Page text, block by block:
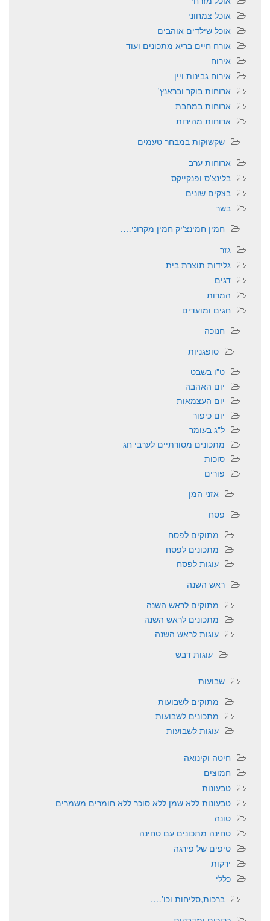
אוכל צמחוני
אוכל שילדים אוהבים
אורח חיים בריא מתכונים ועוד
אירוח
אירוח גבינות ויין
ארוחות בוקר ובראנץ'
ארוחות במחבת
ארוחות מהירות
שקשוקות במבחר טעמים
ארוחות ערב
בלינצ'ס ופנקייקס
בצקים שונים
בשר
חמין חמינצ'יק חמין מקרוני….
גזר
גלידות תוצרת בית
דגים
המרות
חגים ומועדים
חנוכה
סופגניות
ט"ו בשבט
יום האהבה
יום העצמאות
יום כיפור
ל"ג בעומר
מתכונים מסורתיים לערבי חג
סוכות
פורים
אזני המן
פסח
מתוקים לפסח
מתכונים לפסח
עוגות לפסח
ראש השנה
מתוקים לראש השנה
מתכונים לראש השנה
עוגות לראש השנה
עוגות דבש
שבועות
מתוקים לשבועות
מתכונים לשבועות
עוגות לשבועות
חיטה וקינואה
חמוצים
טבעונות
טבעונות ללא שמן ללא סוכר ללא חומרים משמרים
טונה
טחינה מתכונים עם טחינה
טיפים של פירגה
ירקות
כללי
ברכות,סליחות וכו'….